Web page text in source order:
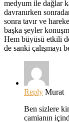
medyum ile dağlar
davranırken
sonra tavır ve
başka şeyler
Hem büyüsü etkili
de sanki çalışmayı
Reply Murat
Ben sizlere
camianın